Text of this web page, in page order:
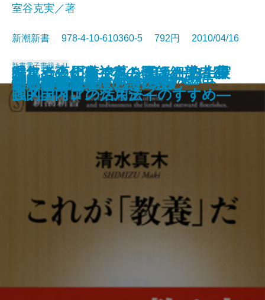
性愛英語の基礎知識
編集者の仕事―本の魂は細部に宿
る―
エコ亡国論
秘密諜報員ベートーヴェン
眠れぬ夜の精神科―医師と患者20
の対話―
仕事で成長したい5％の日本人へ
歴史を動かしたプレゼン
女は男の指を見る
中国共産党を作った13人
日韓がタブーにする半島の歴史
室谷克実／著
新潮新書 978-4-10-610360-5 792円 2010/04/16
新書電子書籍あり
これが「教養」だ
ヤフートピックスを狙え―史上最
強メディアの活用法―
ツキの波
衆愚の時代
小布施 まちづくりの奇跡
信念を貫く
ちょっと田舎で暮してみたら―実
践的国内ロングステイのすすめ―
お坊さんが隠すお寺の話
ん―日本語最後の謎に挑む―
アホの壁